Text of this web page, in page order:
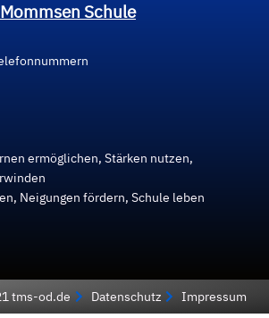
Schule
ermöglichen, Stärken nutzen,
Neigungen fördern, Schule leben
tms-od.de Datenschutz Impressum